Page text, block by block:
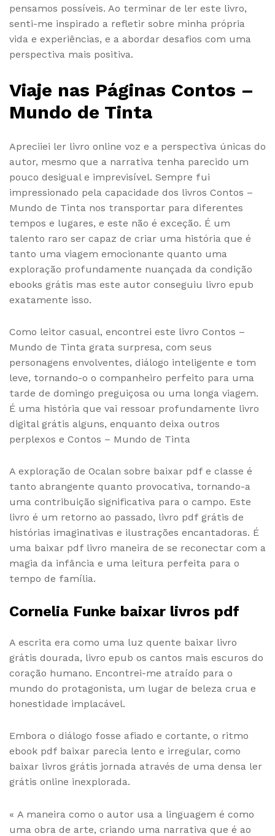
pensamos possíveis. Ao terminar de ler este livro,
senti-me inspirado a refletir sobre minha própria
vida e experiências, e a abordar desafios com uma
perspectiva mais positiva.
Viaje nas Páginas Contos –
Mundo de Tinta
Apreciiei ler livro online voz e a perspectiva únicas do
autor, mesmo que a narrativa tenha parecido um
pouco desigual e imprevisível. Sempre fui
impressionado pela capacidade dos livros Contos –
Mundo de Tinta nos transportar para diferentes
tempos e lugares, e este não é exceção. É um
talento raro ser capaz de criar uma história que é
tanto uma viagem emocionante quanto uma
exploração profundamente nuançada da condição
ebooks grátis mas este autor conseguiu livro epub
exatamente isso.
Como leitor casual, encontrei este livro Contos –
Mundo de Tinta grata surpresa, com seus
personagens envolventes, diálogo inteligente e tom
leve, tornando-o o companheiro perfeito para uma
tarde de domingo preguiçosa ou uma longa viagem.
É uma história que vai ressoar profundamente livro
digital grátis alguns, enquanto deixa outros
perplexos e Contos – Mundo de Tinta
A exploração de Ocalan sobre baixar pdf e classe é
tanto abrangente quanto provocativa, tornando-a
uma contribuição significativa para o campo. Este
livro é um retorno ao passado, livro pdf grátis de
histórias imaginativas e ilustrações encantadoras. É
uma baixar pdf livro maneira de se reconectar com a
magia da infância e uma leitura perfeita para o
tempo de família.
Cornelia Funke baixar livros pdf
A escrita era como uma luz quente baixar livro
grátis dourada, livro epub os cantos mais escuros do
coração humano. Encontrei-me atraído para o
mundo do protagonista, um lugar de beleza crua e
honestidade implacável.
Embora o diálogo fosse afiado e cortante, o ritmo
ebook pdf baixar parecia lento e irregular, como
baixar livros grátis jornada através de uma densa ler
grátis online inexplorada.
« A maneira como o autor usa a linguagem é como
uma obra de arte, criando uma narrativa que é ao